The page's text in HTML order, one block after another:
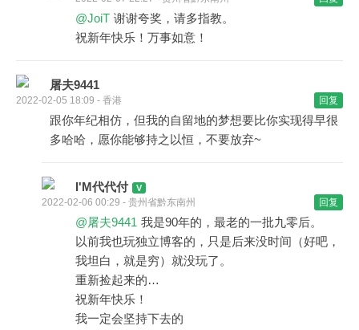
@JoiT 谢谢夸奖，请多指教。
祝新年快乐！万事如意！
屠夫9441
2022-02-05 18:09 - 香港 回复
跟你年纪相仿，但我的自留地的梦想要比你实现得早很
多哈哈，愿你能够持之以恒，不要放弃~
I'M代代付
2022-02-06 00:29 - 贵州省黔东南州 回复
@屠夫9441 我是90年的，最老的一批九零后。
以前我也玩独立博客的，只是后来没时间（好吧，
我坦白，就是穷）就没玩了。
重新捡起来的…
祝新年快乐！
我一定会坚持下去的